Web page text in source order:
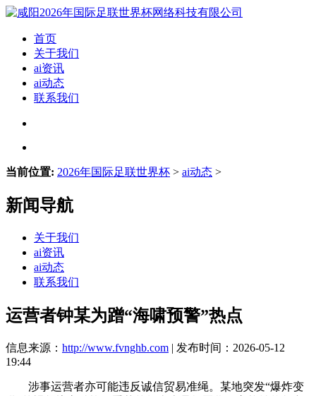
首页
关于我们
ai资讯
ai动态
联系我们
当前位置: 2026年国际足联世界杯 > ai动态 >
新闻导航
关于我们
ai资讯
ai动态
联系我们
运营者钟某为蹭“海啸预警”热点
信息来源： http://www.fvnghb.com | 发布时间：2026-05-12
19:44
涉事运营者亦可能违反诚信贸易准绳。某地突发“爆炸变